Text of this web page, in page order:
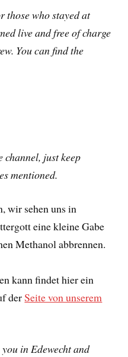
those who stayed at
live and free of charge
You can find the
channel, just keep
mentioned.
wir sehen uns in
eine kleine Gabe
Methanol abbrennen.
kann findet hier ein
derSeite von unserem
in Edewecht and